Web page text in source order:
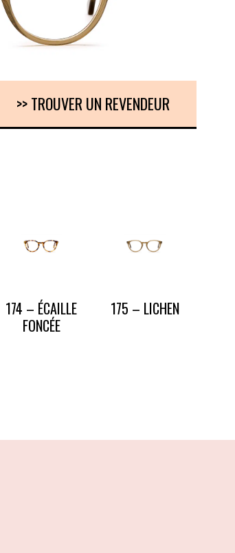
>> TROUVER UN REVENDEUR
174 – ÉCAILLE
FONCÉE
175 – LICHEN